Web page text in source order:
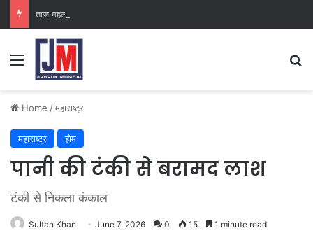
ताज महल पैलेस
Home /महाराष्ट्र
महाराष्ट्र होम
पानी की टंकी से बरामद लाश
टंकी से निकला कंकाल
Sultan Khan June 7, 2026 0 15 1 minute read